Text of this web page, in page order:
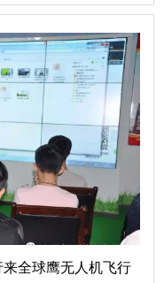
全球鹰无人机飞行